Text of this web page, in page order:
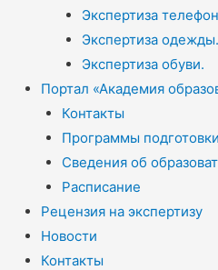
Экспертиза
Экспертиза одежды.
Экспертиза обуви.
Портал «Академия
Контакты
Программы подготовки
Сведения об
Расписание
Рецензия на экспертизу
Новости
Контакты